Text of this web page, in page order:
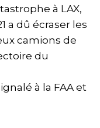
à LAX,
a dû écraser les
camions de
du
à la FAA et